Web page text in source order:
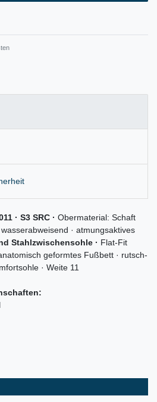
· S3 SRC · Obermaterial: Schaft
· atmungsaktives
Stahlzwischensohle · Flat-Fit
geformtes Fußbett · rutsch-
· Weite 11